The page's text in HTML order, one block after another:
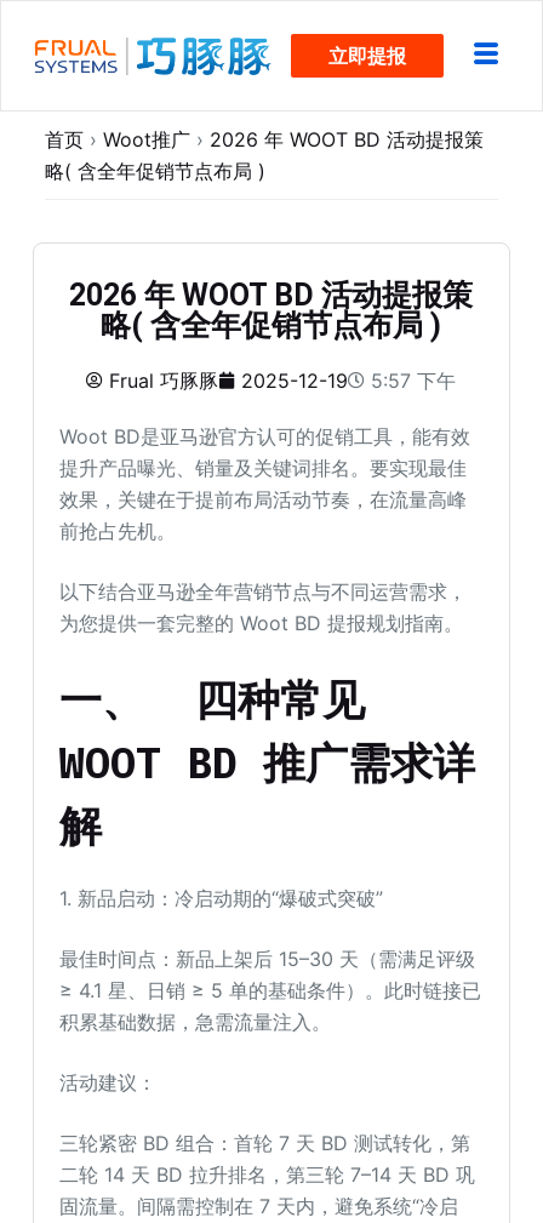
过
立即提报
首页 › Woot推广 › 2026 年 WOOT BD 活动提报策
略( 含全年促销节点布局 )
2026 年 WOOT BD 活动提报策
略( 含全年促销节点布局 )
Frual 巧豚豚 2025-12-19 5:57 下午
Woot BD是亚马逊官方认可的促销工具，能有效
提升产品曝光、销量及关键词排名。要实现最佳
效果，关键在于提前布局活动节奏，在流量高峰
前抢占先机。
以下结合亚马逊全年营销节点与不同运营需求，
为您提供一套完整的 Woot BD 提报规划指南。
一、 四种常见
WOOT BD 推广需求详
解
1. 新品启动：冷启动期的“爆破式突破”
最佳时间点：新品上架后 15–30 天（需满足评级
≥ 4.1 星、日销 ≥ 5 单的基础条件）。此时链接已
积累基础数据，急需流量注入。
活动建议：
三轮紧密 BD 组合：首轮 7 天 BD 测试转化，第
二轮 14 天 BD 拉升排名，第三轮 7–14 天 BD 巩
固流量。间隔需控制在 7 天内，避免系统“冷启